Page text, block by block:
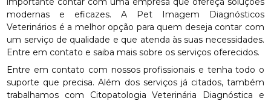
modernas e eficazes. A Pet Imagem Diagnósticos
Veterinários é a melhor opção para quem deseja contar com
um serviço de qualidade e que atenda às suas necessidades.
Entre em contato e saiba mais sobre os serviços oferecidos.
Entre em contato com nossos profissionais e tenha todo o
suporte que precisa. Além dos serviços já citados, também
trabalhamos com Citopatologia Veterinária Diagnóstica e